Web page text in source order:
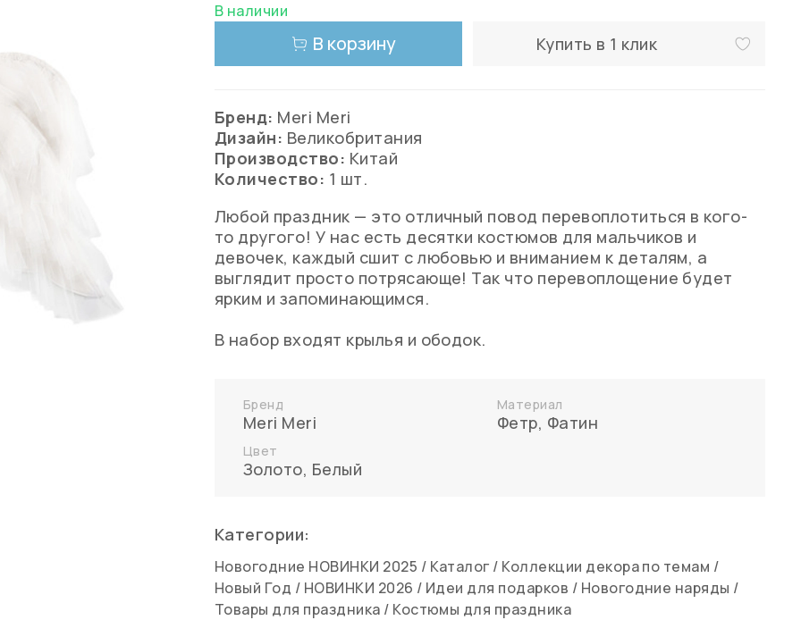
В наличии
В корзину Купить в 1 клик
Бренд: Meri Meri
Дизайн: Великобритания
Производство: Китай
Количество: 1 шт.
Любой праздник — это отличный повод перевоплотиться в кого-
то другого! У нас есть десятки костюмов для мальчиков и
девочек, каждый сшит с любовью и вниманием к деталям, а
выглядит просто потрясающе! Так что перевоплощение будет
ярким и запоминающимся.
В набор входят крылья и ободок.
Бренд
Meri Meri
Материал
Фетр, Фатин
Цвет
Золото, Белый
Категории:
Новогодние НОВИНКИ 2025 / Каталог / Коллекции декора по темам /
Новый Год / НОВИНКИ 2026 / Идеи для подарков / Новогодние наряды /
Товары для праздника / Костюмы для праздника